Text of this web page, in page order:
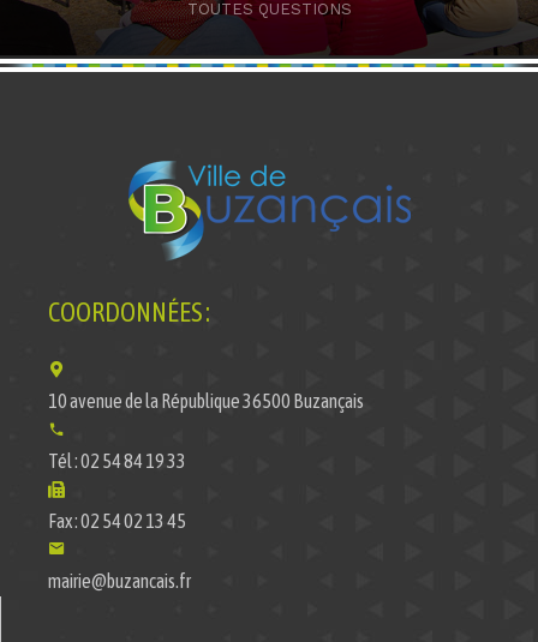
TOUTES QUESTIONS
COORDONNÉES :
10 avenue de la République 36500 Buzançais
Tél : 02 54 84 19 33
Fax : 02 54 02 13 45
mairie@buzancais.fr